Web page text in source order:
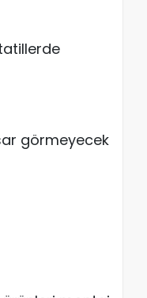
görmeyecek